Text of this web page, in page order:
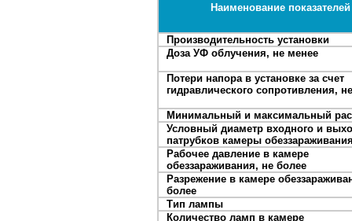
Наименование показателей
Производительность установки
Доза УФ облучения, не менее
Потери напора в установке за счет
гидравлического сопротивления,
Минимальный и максимальный
Условный диаметр входного и
патрубков камеры
Рабочее давление в камере
обеззараживания, не более
Разрежение в камере
более
Тип лампы
Количество ламп в камере